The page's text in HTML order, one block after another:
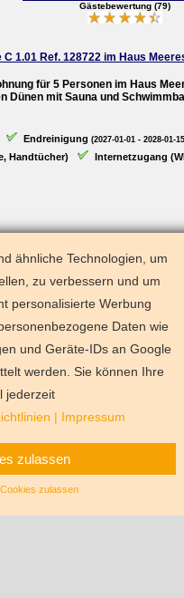
Gästebewertung (79)
Ref. 128722 im Haus
für 5 Personen im Haus
mit Sauna und Schwimmbad
Endreinigung(2027-01-01 - 2028-01-15)
Internetzugang (WLAN)
Ferienhaus Mallorca
Technologien, um
zu verbessern und um
Werbung
Daten wie
Geräte-IDs an Google
Sie können Ihre
|Impressum
zulassen